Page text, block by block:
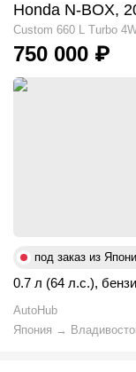
Honda N-BOX,
Custom 660 L Turbo
750 000 ₽
под заказ из
0.7 л (64 л.с.),
AutoHub
Япония →